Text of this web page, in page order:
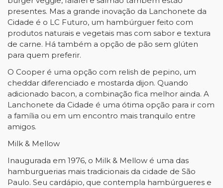
presentes. Mas a grande inovação da Lanchonete da
Cidade é o LC Futuro, um hambúrguer feito com
produtos naturais e vegetais mas com sabor e textura
de carne. Há também a opção de pão sem glúten
para quem preferir.
O Cooper é uma opção com relish de pepino, um
cheddar diferenciado e mostarda dijon. Quando
adicionado bacon, a combinação fica melhor ainda. A
Lanchonete da Cidade é uma ótima opção para ir com
a família ou em um encontro mais tranquilo entre
amigos.
Milk & Mellow
Inaugurada em 1976, o Milk & Mellow é uma das
hamburguerias mais tradicionais da cidade de São
Paulo. Seu cardápio, que contempla hambúrgueres e